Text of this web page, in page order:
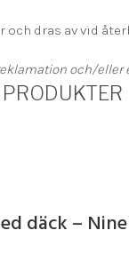
och dras av vid
och/eller
däck –